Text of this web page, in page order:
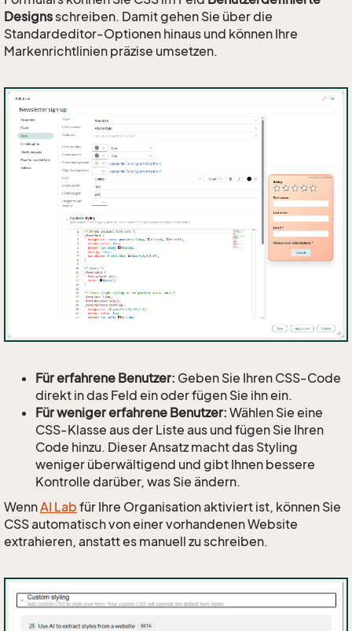
Designsschreiben. Damit gehen Sie über die
Standardeditor-Optionen hinaus und können Ihre
Markenrichtlinien präzise umsetzen.
Für erfahrene Benutzer: Geben Sie Ihren CSS-Code
direkt in das Feld ein oder fügen Sie ihn ein.
Für weniger erfahrene Benutzer: Wählen Sie eine
CSS-Klasse aus der Liste aus und fügen Sie Ihren
Code hinzu. Dieser Ansatz macht das Styling
weniger überwältigend und gibt Ihnen bessere
Kontrolle darüber, was Sie ändern.
WennAI Lab für Ihre Organisation aktiviert ist, können Sie
CSS automatisch von einer vorhandenen Website
extrahieren, anstatt es manuell zu schreiben.